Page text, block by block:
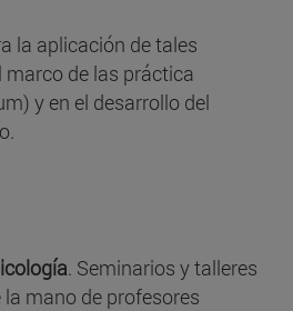
la aplicación de tales
de las práctica
y en el desarrollo del
. Seminarios y talleres
mano de profesores